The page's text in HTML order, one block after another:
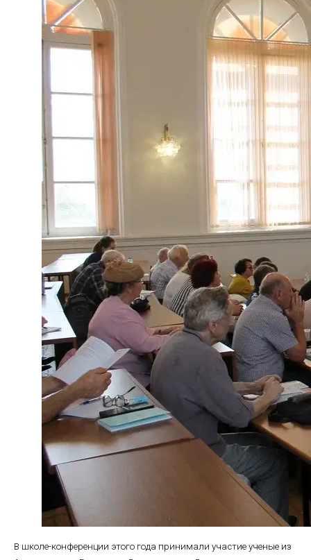
В школе-конференции этого года принимали участие ученые из